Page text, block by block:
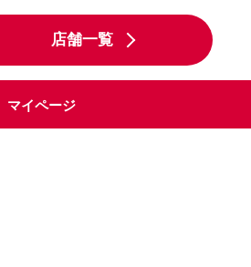
店舗一覧
マイページ